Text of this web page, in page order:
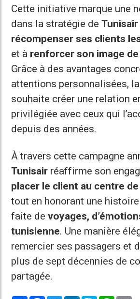
Cette initiative marque une
dans la stratégie deTunisair
récompenser ses clients
et à renforcer son image
Grâce à des avantages
attentions personnalisées,
souhaite créer une relation
privilégiée avec ceux qui
depuis des années.
À travers cette campagne
Tunisair réaffirme son
placer le client au centre
tout en honorant une
faite devoyages,
tunisienne. Une manière
remercier ses passagers et
plus de sept décennies de
partagée.